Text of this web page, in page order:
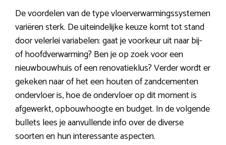
De voordelen van de type vloerverwarmingssystemen
variëren sterk. De uiteindelijke keuze komt tot stand
door velerlei variabelen: gaat je voorkeur uit naar bij-
of hoofdverwarming? Ben je op zoek voor een
nieuwbouwhuis of een renovatieklus? Verder wordt er
gekeken naar of het een houten of zandcementen
ondervloer is, hoe de ondervloer op dit moment is
afgewerkt, opbouwhoogte en budget. In de volgende
bullets lees je aanvullende info over de diverse
soorten en hun interessante aspecten.